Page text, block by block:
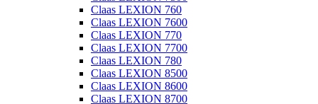
Claas LEXION 760
Claas LEXION 7600
Claas LEXION 770
Claas LEXION 7700
Claas LEXION 780
Claas LEXION 8500
Claas LEXION 8600
Claas LEXION 8700